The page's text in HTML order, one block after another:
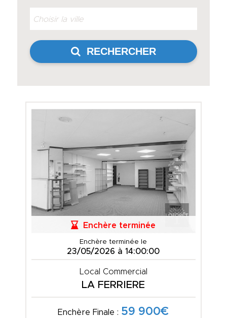
RECHERCHER
Enchère terminée
Enchère terminée le
23/05/2026 à 14:00:00
Local Commercial
LA FERRIERE
Enchère Finale : 59 900€